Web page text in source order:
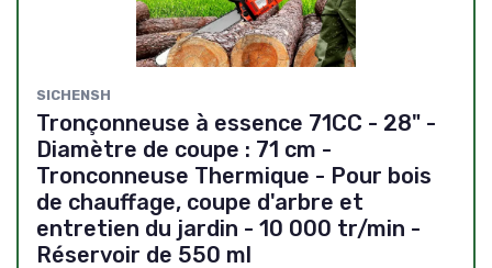
SICHENSH
Tronçonneuse à essence 71CC - 28" -
Diamètre de coupe : 71 cm -
Tronconneuse Thermique - Pour bois
de chauffage, coupe d'arbre et
entretien du jardin - 10 000 tr/min -
Réservoir de 550 ml